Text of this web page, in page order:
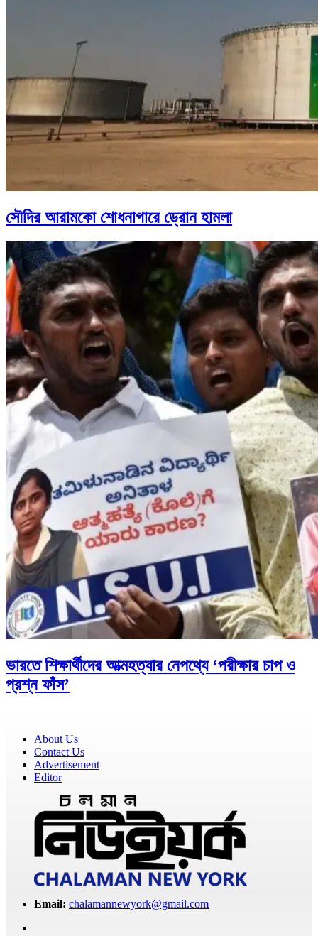
সৌদির আরামকো শোধনাগারে ড্রোন হামলা
ভারতে শিক্ষার্থীদের আত্মহত্যার নেপথ্যে ‘পরীক্ষার চাপ ও
প্রশ্ন ফাঁস’
About Us
Contact Us
Advertisement
Editor
Email: chalamannewyork@gmail.com